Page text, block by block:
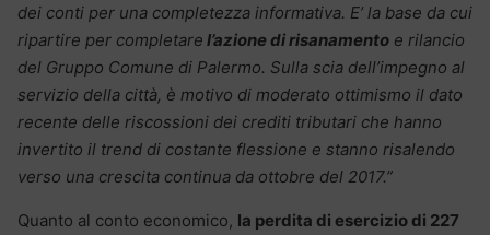
dei conti per una completezza informativa. E’ la base da cui
ripartire per completare l’azione di risanamento e rilancio
del Gruppo Comune di Palermo. Sulla scia dell’impegno al
servizio della città, è motivo di moderato ottimismo il dato
recente delle riscossioni dei crediti tributari che hanno
invertito il trend di costante flessione e stanno risalendo
verso una crescita continua da ottobre del 2017.”
Quanto al conto economico, la perdita di esercizio di 227